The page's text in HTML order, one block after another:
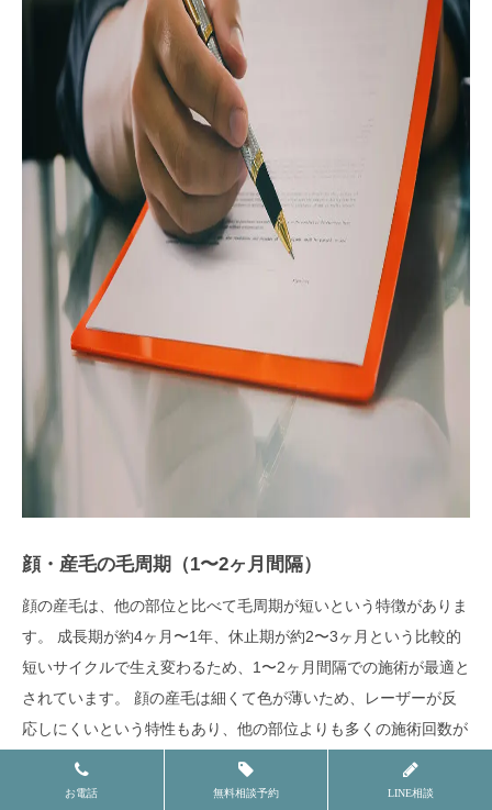
顔・産毛の毛周期（1〜2ヶ月間隔）
顔の産毛は、他の部位と比べて毛周期が短いという特徴がありま
す。 成長期が約4ヶ月〜1年、休止期が約2〜3ヶ月という比較的
短いサイクルで生え変わるため、1〜2ヶ月間隔での施術が最適と
されています。 顔の産毛は細くて色が薄いため、レーザーが反
応しにくいという特性もあり、他の部位よりも多くの施術回数が
必要になることが一般的です。
お電話 無料相談予約 LINE相談